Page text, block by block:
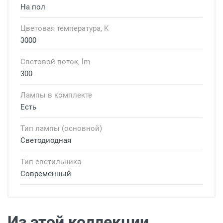
На пол
Цветовая температура, K
3000
Световой поток, lm
300
Лампы в комплекте
Есть
Тип лампы (основной)
Светодиодная
Тип светильника
Современный
заказе на сумму более 7 000 рублей)